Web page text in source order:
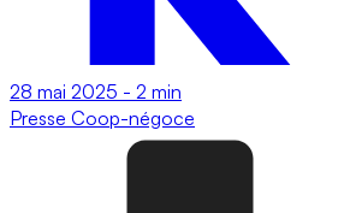
28 mai 2025 - 2 min
Presse Coop-négoce